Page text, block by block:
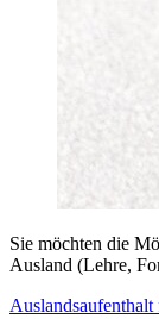
Sie möchten die
Ausland (Lehre,